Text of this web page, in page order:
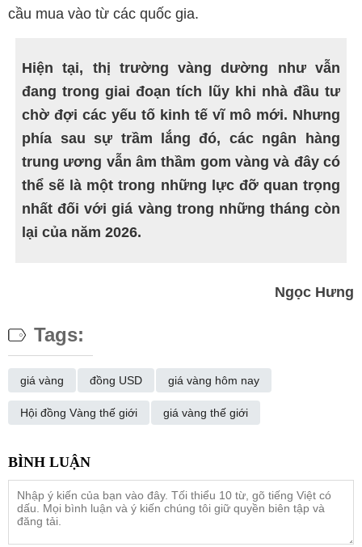
cầu mua vào từ các quốc gia.
Hiện tại, thị trường vàng dường như vẫn
đang trong giai đoạn tích lũy khi nhà đầu tư
chờ đợi các yếu tố kinh tế vĩ mô mới. Nhưng
phía sau sự trầm lắng đó, các ngân hàng
trung ương vẫn âm thầm gom vàng và đây có
thể sẽ là một trong những lực đỡ quan trọng
nhất đối với giá vàng trong những tháng còn
lại của năm 2026.
Ngọc Hưng
Tags:
giá vàng đồng USD giá vàng hôm nay
Hội đồng Vàng thế giới giá vàng thế giới